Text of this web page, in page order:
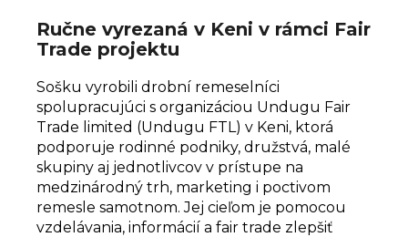
Ručne vyrezaná v Keni v rámci Fair
Trade projektu
Sošku vyrobili drobní remeselníci
spolupracujúci s organizáciou Undugu Fair
Trade limited (Undugu FTL) v Keni, ktorá
podporuje rodinné podniky, družstvá, malé
skupiny aj jednotlivcov v prístupe na
medzinárodný trh, marketing i poctivom
remesle samotnom. Jej cieľom je pomocou
vzdelávania, informácií a fair trade zlepšiť